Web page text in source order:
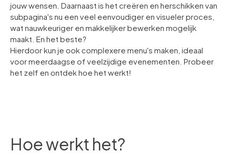
jouw wensen. Daarnaast is het creëren en herschikken van
subpagina's nu een veel eenvoudiger en visueler proces,
wat nauwkeuriger en makkelijker bewerken mogelijk
maakt. En het beste?
Hierdoor kun je ook complexere menu's maken, ideaal
voor meerdaagse of veelzijdige evenementen. Probeer
het zelf en ontdek hoe het werkt!
Hoe werkt het?